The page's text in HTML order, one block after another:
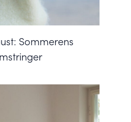
Sommerens